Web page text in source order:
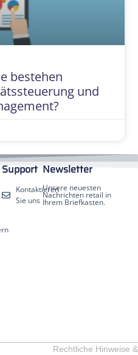
bestehen
und
Support
Kontaktieren
Sie uns
Newsletter
Unsere neuesten
Nachrichten retail in
Ihrem Briefkasten.
Rechtliche Hinweise &